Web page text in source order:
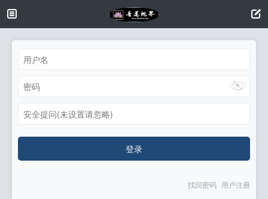
安全提问(未设置请忽略)
登录
找回密码 用户注册